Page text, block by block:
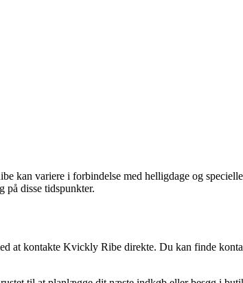
kan variere i forbindelse med helligdage og
på disse tidspunkter.
at kontakte Kvickly Ribe direkte. Du kan finde